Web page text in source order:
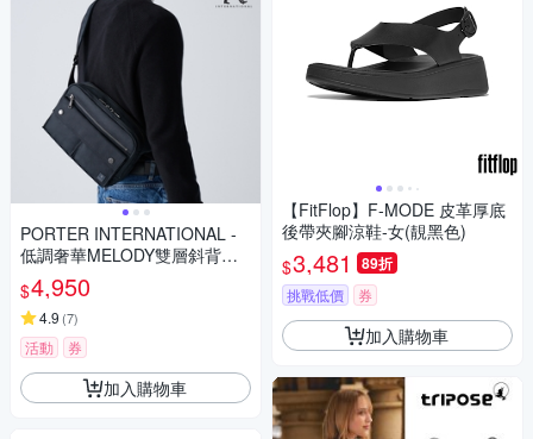
PORTER INTERNATIONAL -
低調奢華MELODY雙層斜背包
(M) - 藍
$4,950
4.9 (7)
活動 券
加入購物車
【FitFlop】F-MODE 皮革厚底
後帶夾腳涼鞋-女(靚黑色)
$3,481 89折
挑戰低價 券
加入購物車